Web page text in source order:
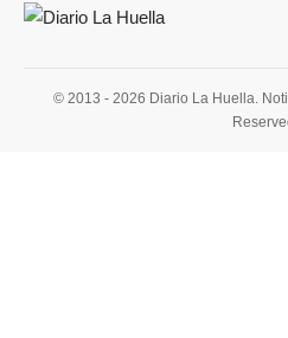
© 2013 - 2026 Diario La Huella.